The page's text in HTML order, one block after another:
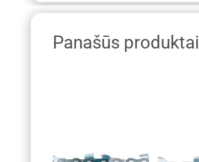
Panašūs produktai